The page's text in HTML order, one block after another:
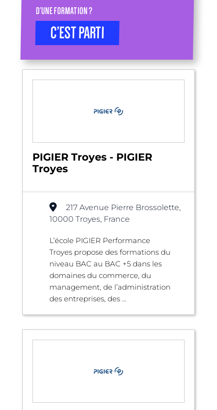
D’UNE FORMATION ?
C’EST PARTI
PIGIER Troyes - PIGIER
Troyes
217 Avenue Pierre Brossolette,
10000 Troyes, France
L’école PIGIER Performance
Troyes propose des formations du
niveau BAC au BAC +5 dans les
domaines du commerce, du
management, de l’administration
des entreprises, des ...